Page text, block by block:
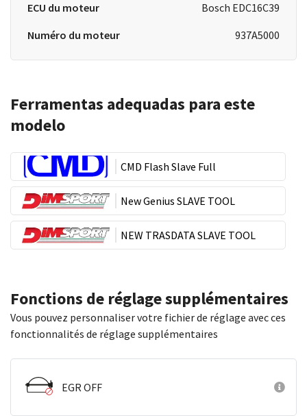
ECU du moteur
Bosch EDC16C39
Numéro du moteur
937A5000
Ferramentas adequadas para este
modelo
CMD Flash Slave Full
New Genius SLAVE TOOL
NEW TRASDATA SLAVE TOOL
Fonctions de réglage supplémentaires
Vous pouvez personnaliser votre fichier de réglage avec ces
fonctionnalités de réglage supplémentaires
EGR OFF